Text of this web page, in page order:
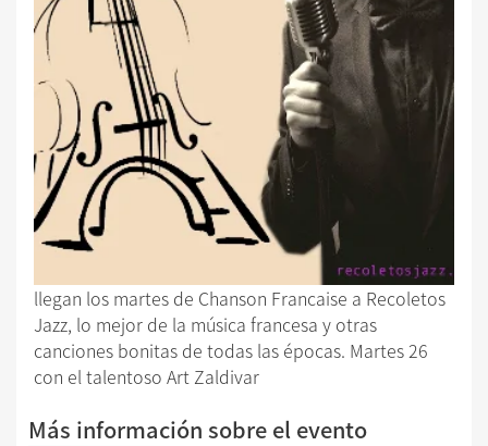
llegan los martes de Chanson Francaise a Recoletos
Jazz, lo mejor de la música francesa y otras
canciones bonitas de todas las épocas. Martes 26
con el talentoso Art Zaldivar
Más información sobre el evento